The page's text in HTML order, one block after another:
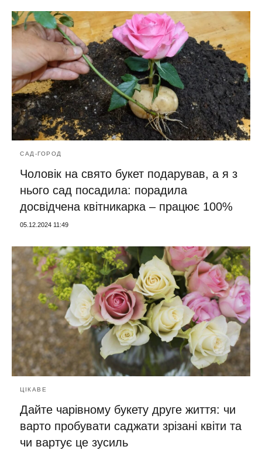
САД-ГОРОД
Чоловік на свято букет подарував, а я з
нього сад посадила: порадила
досвідчена квітникарка – працює 100%
05.12.2024 11:49
ЦІКАВЕ
Дайте чарівному букету друге життя: чи
варто пробувати саджати зрізані квіти та
чи вартує це зусиль